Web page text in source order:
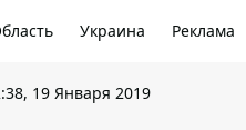
Украина Реклама
19 Января 2019